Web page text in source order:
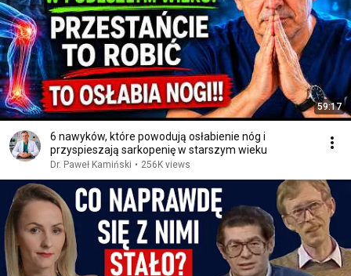
59:17
6 nawyków, które powodują osłabienie nóg i
przyspieszają sarkopenię w starszym wieku
Dr. Paweł Kamiński • 256K views